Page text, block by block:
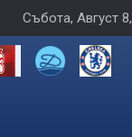
Събота, Август